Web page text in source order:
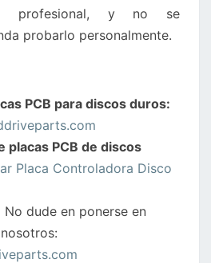
profesional, y no se
probarlo personalmente.
PCB para discos duros:
placas PCB de discos
Placa Controladora Disco
No dude en ponerse en